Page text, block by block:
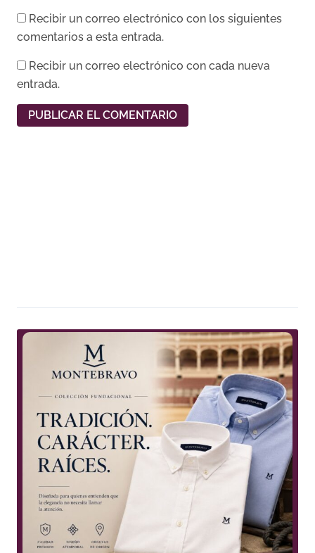
Recibir un correo electrónico con los siguientes
comentarios a esta entrada.
Recibir un correo electrónico con cada nueva
entrada.